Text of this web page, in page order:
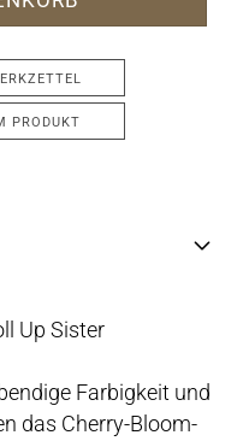
PRODUKT
Up Sister
Farbigkeit und
das Cherry-Bloom-